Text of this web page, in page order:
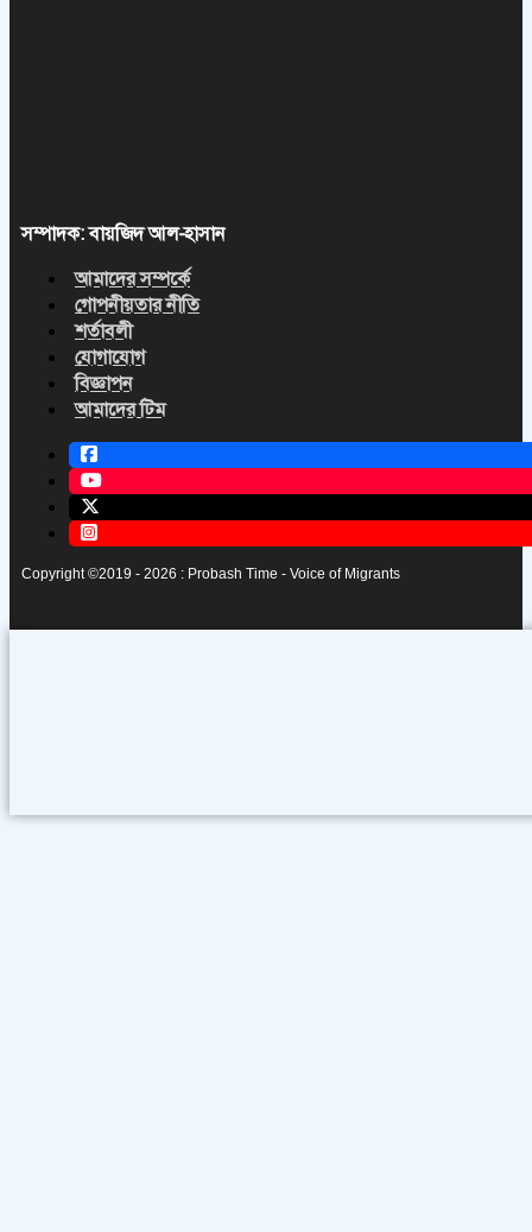
সম্পাদক: বায়জিদ আল-হাসান
আমাদের সম্পর্কে
গোপনীয়তার নীতি
শর্তাবলী
যোগাযোগ
বিজ্ঞাপন
আমাদের টিম
Copyright ©2019 - 2026 : Probash Time - Voice of Migrants